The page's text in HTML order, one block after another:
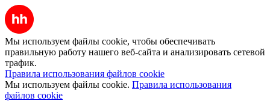
Мы используем файлы cookie, чтобы обеспечивать
правильную работу нашего веб-сайта и анализировать сетевой
трафик.
Правила использования файлов cookie
Мы используем файлы cookie. Правила использования
файлов cookie